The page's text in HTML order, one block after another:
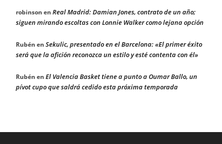
robinson en Real Madrid: Damian Jones, contrato de un año;
siguen mirando escoltas con Lonnie Walker como lejana opción
Rubén en Sekulic, presentado en el Barcelona: «El primer éxito
será que la afición reconozca un estilo y esté contenta con él»
Rubén en El Valencia Basket tiene a punto a Oumar Ballo, un
pívot cupo que saldrá cedido esta próxima temporada